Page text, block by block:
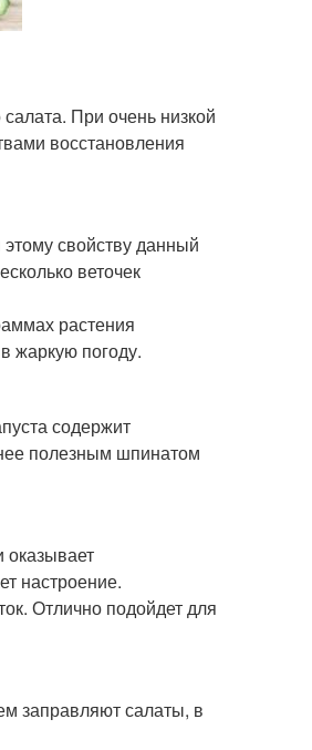
При очень низкой
восстановления
свойству данный
веточек
растения
жаркую погоду.
содержит
полезным шпинатом
оказывает
настроение.
Отлично подойдет для
заправляют салаты, в